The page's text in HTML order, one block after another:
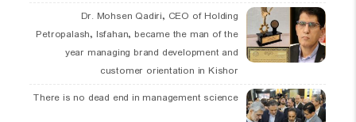
Dr. Mohsen Qadiri, CEO of Holding
Petropalash, Isfahan, became the man of the
year managing brand development and
customer orientation in Kishor
There is no dead end in management science